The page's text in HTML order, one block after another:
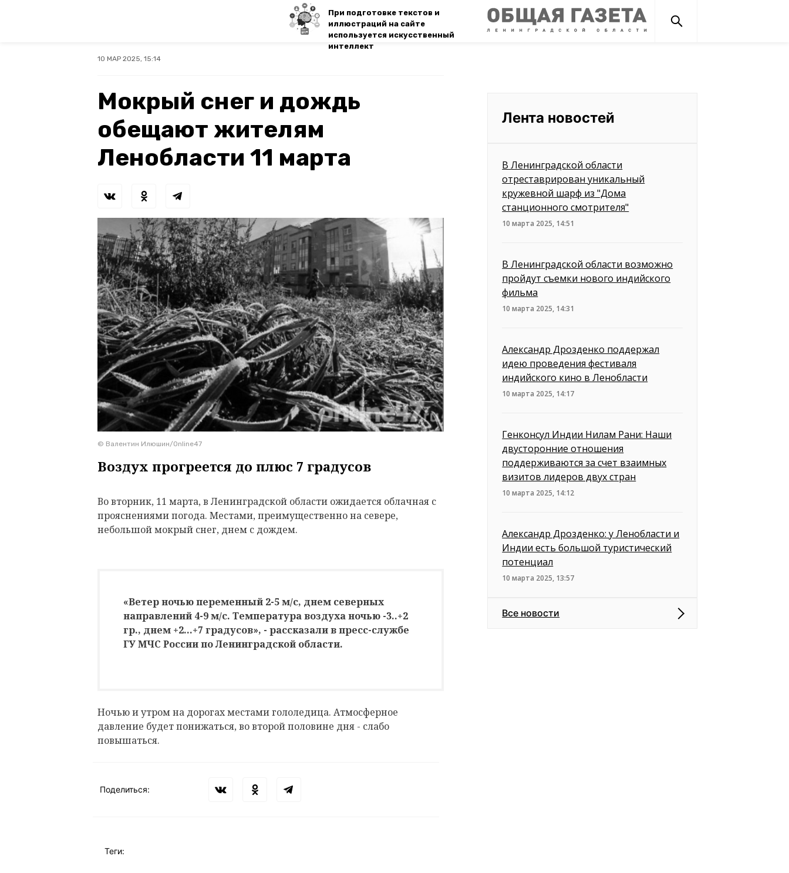
При подготовке текстов и
иллюстраций на сайте
используется искусственный
интеллект
10 МАР 2025, 15:14
Мокрый снег и дождь
обещают жителям
Ленобласти 11 марта
© Валентин Илюшин/Online47
Воздух прогреется до плюс 7 градусов
Во вторник, 11 марта, в Ленинградской области ожидается облачная с
прояснениями погода. Местами, преимущественно на севере,
небольшой мокрый снег, днем с дождем.
«Ветер ночью переменный 2-5 м/с, днем северных
направлений 4-9 м/с. Температура воздуха ночью -3..+2
гр., днем +2...+7 градусов», - рассказали в пресс-службе
ГУ МЧС России по Ленинградской области.
Ночью и утром на дорогах местами гололедица. Атмосферное
давление будет понижаться, во второй половине дня - слабо
повышаться.
Поделиться:
Теги:
Лента новостей
В Ленинградской области
отреставрирован уникальный
кружевной шарф из "Дома
станционного смотрителя"
10 марта 2025, 14:51
В Ленинградской области возможно
пройдут съемки нового индийского
фильма
10 марта 2025, 14:31
Александр Дрозденко поддержал
идею проведения фестиваля
индийского кино в Ленобласти
10 марта 2025, 14:17
Генконсул Индии Нилам Рани: Наши
двусторонние отношения
поддерживаются за счет взаимных
визитов лидеров двух стран
10 марта 2025, 14:12
Александр Дрозденко: у Ленобласти и
Индии есть большой туристический
потенциал
10 марта 2025, 13:57
Все новости